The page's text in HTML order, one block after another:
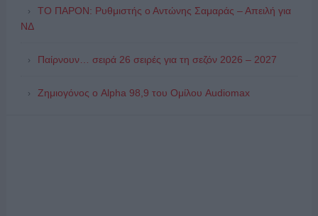
ΤΟ ΠΑΡΟΝ: Ρυθμιστής ο Αντώνης Σαμαράς – Απειλή για
ΝΔ
Παίρνουν… σειρά 26 σειρές για τη σεζόν 2026 – 2027
Ζημιογόνος ο Alpha 98,9 του Ομίλου Audiomax